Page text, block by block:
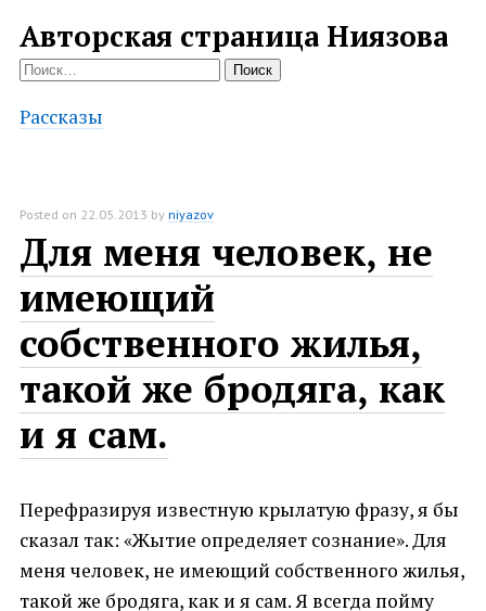
Авторская страница Ниязова
Найти:
Рассказы
Posted on 22.05.2013 byniyazov
Для меня человек, не
имеющий
собственного жилья,
такой же бродяга, как
и я сам.
Перефразируя известную крылатую фразу, я бы
сказал так: «Жытие определяет сознание». Для
меня человек, не имеющий собственного жилья,
такой же бродяга, как и я сам. Я всегда пойму